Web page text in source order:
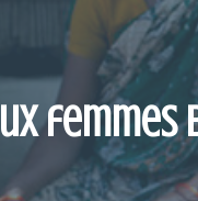
femmes